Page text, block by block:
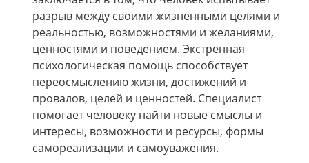
разрыв между своими жизненными целями и
реальностью, возможностями и желаниями,
ценностями и поведением. Экстренная
психологическая помощь способствует
переосмыслению жизни, достижений и
провалов, целей и ценностей. Специалист
помогает человеку найти новые смыслы и
интересы, возможности и ресурсы, формы
самореализации и самоуважения.